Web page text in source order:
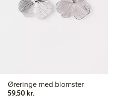
Øreringe med blomster
59,50 kr.